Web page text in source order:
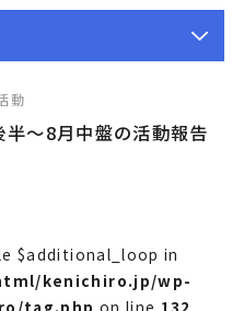
動
〜8月中盤の活動報告
$additional_loop in
kenichiro.jp/wp-